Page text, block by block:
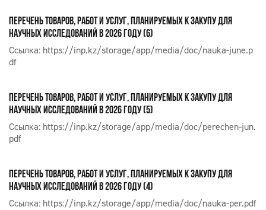
ПЕРЕЧЕНЬ ТОВАРОВ, РАБОТ И УСЛУГ, ПЛАНИРУЕМЫХ К ЗАКУПУ ДЛЯ
НАУЧНЫХ ИССЛЕДОВАНИЙ В 2026 ГОДУ (6)
Ссылка: https://inp.kz/storage/app/media/doc/nauka-june.p
df
ПЕРЕЧЕНЬ ТОВАРОВ, РАБОТ И УСЛУГ, ПЛАНИРУЕМЫХ К ЗАКУПУ ДЛЯ
НАУЧНЫХ ИССЛЕДОВАНИЙ В 2026 ГОДУ (5)
Ссылка: https://inp.kz/storage/app/media/doc/perechen-jun.
pdf
ПЕРЕЧЕНЬ ТОВАРОВ, РАБОТ И УСЛУГ, ПЛАНИРУЕМЫХ К ЗАКУПУ ДЛЯ
НАУЧНЫХ ИССЛЕДОВАНИЙ В 2026 ГОДУ (4)
Ссылка: https://inp.kz/storage/app/media/doc/nauka-per.pdf